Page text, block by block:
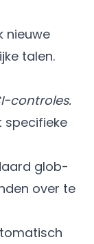
nieuwe
talen.
controles.
specifieke
glob-
over te